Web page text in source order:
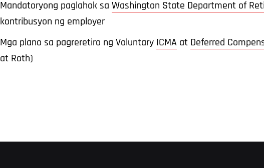
Mandatoryong paglahok sa Washington State Department of
kontribusyon ng employer
Mga plano sa pagreretiro ng Voluntary ICMA at Deferred
at Roth)